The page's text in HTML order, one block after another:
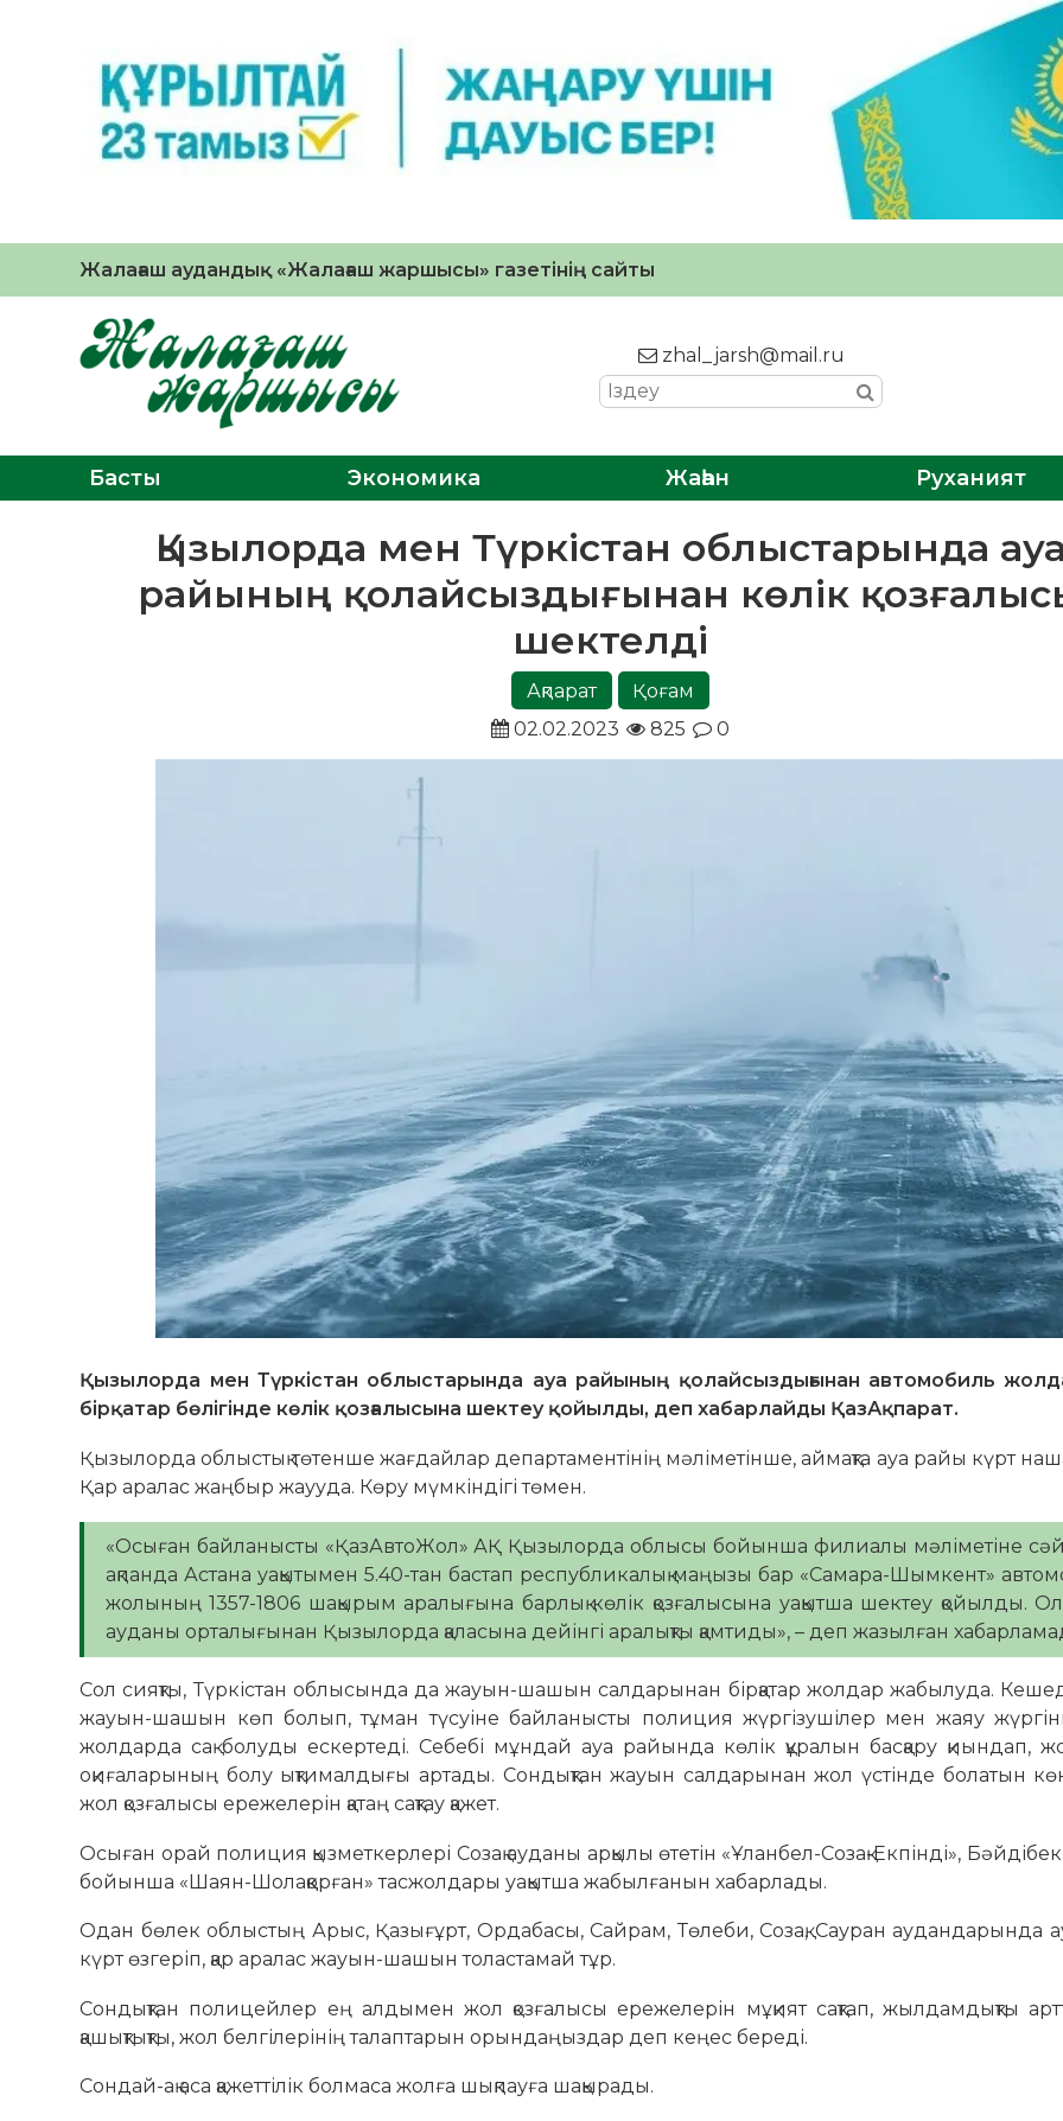
Жалағаш аудандық «Жалағаш жаршысы» газетінің сайты
zhal_jarsh@mail.ru
Басты Экономика Жаһан Руханият
Қызылорда мен Түркістан облыстарында ауа
райының қолайсыздығынан көлік
шектелді
Ақпарат
Қоғам
02.02.2023
825 0
Қызылорда мен Түркістан облыстарында ауа райының қолайсыздығынан автомобиль
бірқатар бөлігінде көлік қозғалысына шектеу қойылды, деп хабарлайды ҚазАқпарат.
Қызылорда облыстық төтенше жағдайлар департаментінің мәліметінше, аймақта ауа райы күрт
Қар аралас жаңбыр жаууда. Көру мүмкіндігі төмен.
«Осыған байланысты «ҚазАвтоЖол» АҚ Қызылорда облысы бойынша филиалы мәліметіне
ақпанда Астана уақытымен 5.40-тан бастап республикалық маңызы бар «Самара-Шымкент»
жолының 1357-1806 шақырым аралығына барлық көлік қозғалысына уақытша шектеу қойылды.
ауданы орталығынан Қызылорда қаласына дейінгі аралықты қамтиды», – деп жазылған
Сол сияқты, Түркістан облысында да жауын-шашын салдарынан бірқатар жолдар жабылуда.
жауын-шашын көп болып, тұман түсуіне байланысты полиция жүргізушілер мен жаяу
жолдарда сақ болуды ескертеді. Себебі мұндай ауа райында көлік құралын басқару қиындап,
оқиғаларының болу ықтималдығы артады. Сондықтан жауын салдарынан жол үстінде болатын
жол қозғалысы ережелерін қатаң сақтау қажет.
Осыған орай полиция қызметкерлері Созақ ауданы арқылы өтетін «Ұланбел-Созақ-Екпінді»,
бойынша «Шаян-Шолаққорған» тасжолдары уақытша жабылғанын хабарлады.
Одан бөлек облыстың Арыс, Қазығұрт, Ордабасы, Сайрам, Төлеби, Созақ, Сауран аудандарында
күрт өзгеріп, қар аралас жауын-шашын толастамай тұр.
Сондықтан полицейлер ең алдымен жол қозғалысы ережелерін мұқият сақтап, жылдамдықты
қашықтықты, жол белгілерінің талаптарын орындаңыздар деп кеңес береді.
Сондай-ақ аса қажеттілік болмаса жолға шықпауға шақырады.